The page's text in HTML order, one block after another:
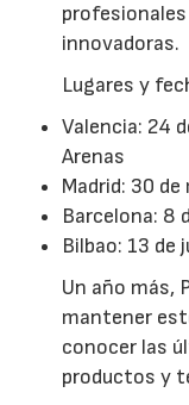
innovadoras.
Lugares y
Valencia: 24
Arenas
Madrid: 30
Barcelona: 8
Bilbao: 13 de
Un año más,
mantener
conocer las
productos y